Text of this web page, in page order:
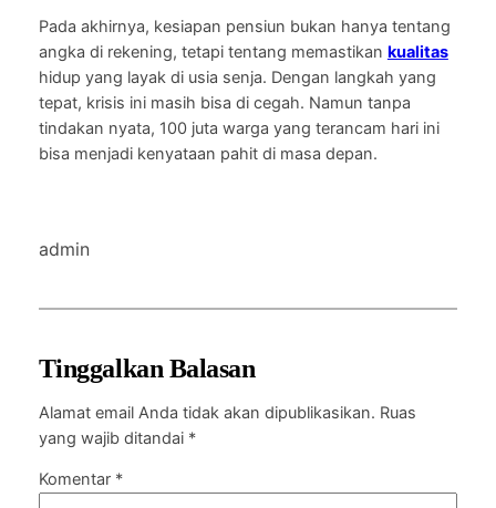
Pada akhirnya, kesiapan pensiun bukan hanya tentang
angka di rekening, tetapi tentang memastikan kualitas
hidup yang layak di usia senja. Dengan langkah yang
tepat, krisis ini masih bisa di cegah. Namun tanpa
tindakan nyata, 100 juta warga yang terancam hari ini
bisa menjadi kenyataan pahit di masa depan.
admin
Tinggalkan Balasan
Alamat email Anda tidak akan dipublikasikan. Ruas
yang wajib ditandai *
Komentar *